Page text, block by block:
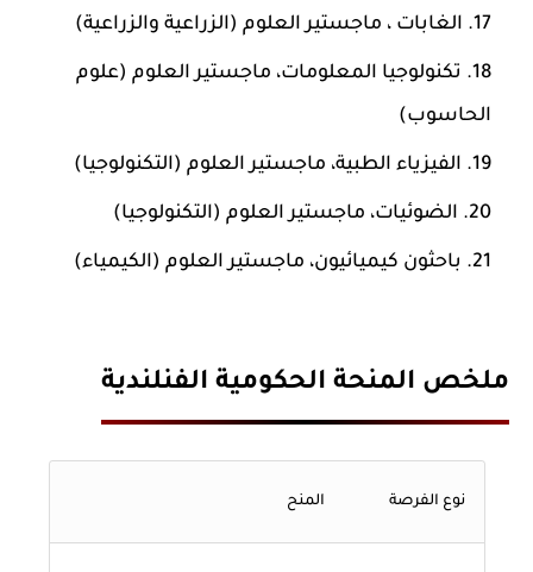
الغابات ، ماجستير العلوم (الزراعية والزراعية)
تكنولوجيا المعلومات، ماجستير العلوم (علوم
الحاسوب)
الفيزياء الطبية، ماجستير العلوم (التكنولوجيا)
الضوئيات، ماجستير العلوم (التكنولوجيا)
باحثون كيميائيون، ماجستير العلوم (الكيمياء)
ملخص المنحة الحكومية الفنلندية
نوع الفرصة المنح